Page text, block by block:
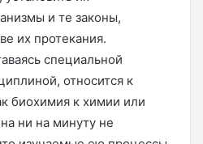
и те законы,
их протекания.
специальной
относится к
биохимия к химии или
ни на минуту не